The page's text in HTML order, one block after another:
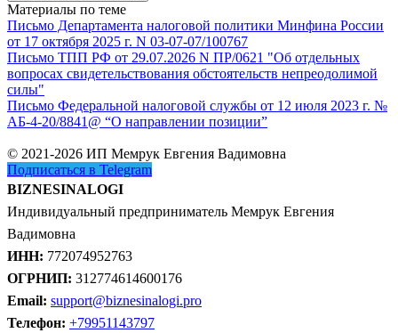
Материалы по теме
Письмо Департамента налоговой политики Минфина России
от 17 октября 2025 г. N 03-07-07/100767
Письмо ТПП РФ от 29.07.2026 N ПР/0621 "Об отдельных
вопросах свидетельствования обстоятельств непреодолимой
силы"
Письмо Федеральной налоговой службы от 12 июля 2023 г. №
АБ-4-20/8841@ “О направлении позиции”
© 2021-2026 ИП Мемрук Евгения Вадимовна
Подписаться в Telegram
BIZNESINALOGI
Индивидуальный предприниматель Мемрук Евгения
Вадимовна
ИНН: 772074952763
ОГРНИП: 312774614600176
Email: support@biznesinalogi.pro
Телефон: +79951143797